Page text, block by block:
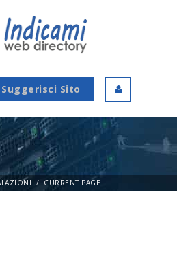
Suggerisci Sito
CURRENT PAGE